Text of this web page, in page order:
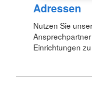
Adressen
Nutzen Sie
Einrichtungen